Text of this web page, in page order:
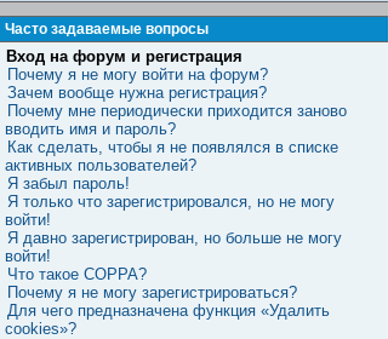
Часто задаваемые вопросы
Вход на форум и регистрация
Почему я не могу войти на форум?
Зачем вообще нужна регистрация?
Почему мне периодически приходится заново
вводить имя и пароль?
Как сделать, чтобы я не появлялся в списке
активных пользователей?
Я забыл пароль!
Я только что зарегистрировался, но не могу
войти!
Я давно зарегистрирован, но больше не могу
войти!
Что такое COPPA?
Почему я не могу зарегистрироваться?
Для чего предназначена функция «Удалить
cookies»?